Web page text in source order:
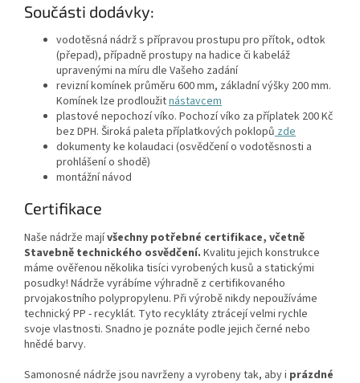
Součásti dodávky:
vodotěsná nádrž s přípravou prostupu pro přítok, odtok
(přepad), případně prostupy na hadice či kabeláž
upravenými na míru dle Vašeho zadání
revizní komínek průměru 600 mm, základní výšky 200 mm.
Komínek lze prodloužitnástavcem
plastové nepochozí víko. Pochozí víko za příplatek 200 Kč
bez DPH. Široká paleta příplatkových poklopůzde
dokumenty ke kolaudaci (osvědčení o vodotěsnosti a
prohlášení o shodě)
montážní návod
Certifikace
Naše nádrže majívšechny potřebné certifikace, včetně
Stavebně technického osvědčení. Kvalitu jejich konstrukce
máme ověřenou několika tisíci vyrobených kusů a statickými
posudky! Nádrže vyrábíme výhradně z certifikovaného
prvojakostního polypropylenu. Při výrobě nikdy nepoužíváme
technický PP - recyklát. Tyto recykláty ztrácejí velmi rychle
svoje vlastnosti. Snadno je poznáte podle jejich černé nebo
hnědé barvy.
Samonosné nádrže jsou navrženy a vyrobeny tak, aby i prázdné